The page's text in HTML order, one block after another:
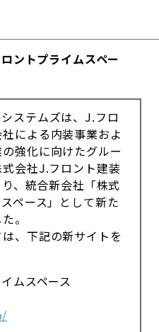
ントプライムスペー
ステムズは、J.フロ
による内装事業およ
強化に向けたグルー
会社J.フロント建装
、統合新会社「株式
ペース」として新た
。
、下記の新サイトを
ムスペース